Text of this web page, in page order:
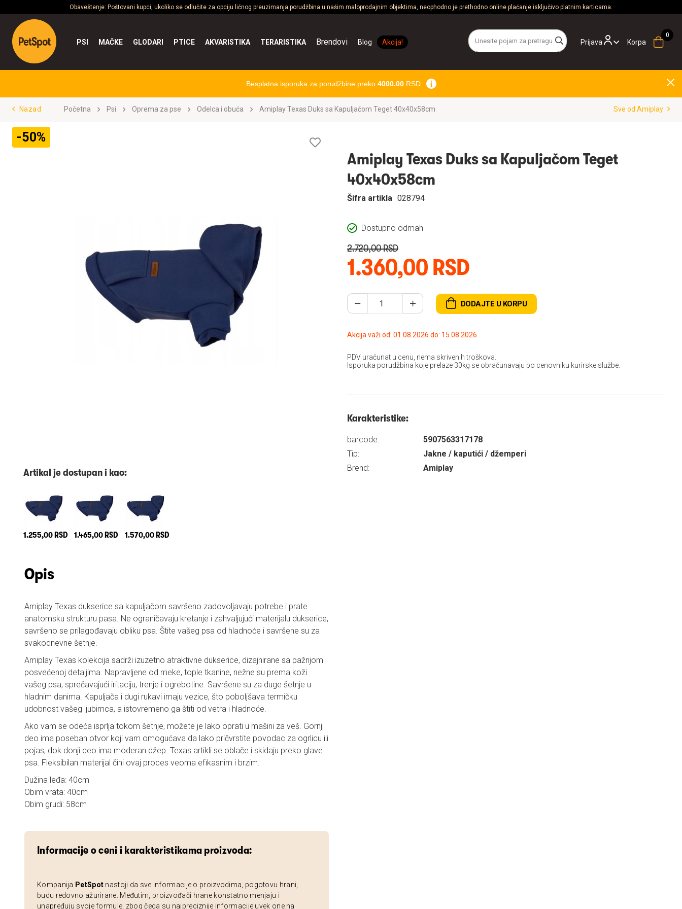
Obaveštenje: Poštovani kupci, ukoliko se odlučite za opciju ličnog preuzimanja porudžbina u našim maloprodajnim objektima, neophodno je prethodno online plaćanje isključivo platnim karticama.
Prijava
PSI MAČKE GLODARI PTICE AKVARISTIKA TERARISTIKA Brendovi Blog Akcija! Korpa
Besplatna isporuka za porudžbine preko 4000.00RSD.
Nazad Početna Psi Oprema za pse Odelca i obuća Amiplay Texas Duks sa Kapuljačom Teget 40x40x58cm Sve od Amiplay
-50%
Artikal je dostupan i kao:
1.255,00 RSD 1.465,00 RSD 1.570,00 RSD
Opis
Amiplay Texas dukserice sa kapuljačom savršeno zadovoljavaju potrebe i prate
anatomsku strukturu pasa. Ne ograničavaju kretanje i zahvaljujući materijalu dukserice,
savršeno se prilagođavaju obliku psa. Štite vašeg psa od hladnoće i savršene su za
svakodnevne šetnje.
Amiplay Texas kolekcija sadrži izuzetno atraktivne dukserice, dizajnirane sa pažnjom
posvećenoj detaljima. Napravljene od meke, tople tkanine, nežne su prema koži
vašeg psa, sprečavajući iritaciju, trenje i ogrebotine. Savršene su za duge šetnje u
hladnim danima. Kapuljača i dugi rukavi imaju vezice, što poboljšava termičku
udobnost vašeg ljubimca, a istovremeno ga štiti od vetra i hladnoće.
Ako vam se odeća isprlja tokom šetnje, možete je lako oprati u mašini za veš. Gornji
deo ima poseban otvor koji vam omogućava da lako pričvrstite povodac za ogrlicu ili
pojas, dok donji deo ima moderan džep. Texas artikli se oblače i skidaju preko glave
psa. Fleksibilan materijal čini ovaj proces veoma efikasnim i brzim.
Dužina leđa: 40cm
Obim vrata: 40cm
Obim grudi: 58cm
Informacije o ceni i karakteristikama proizvoda:
Kompanija PetSpot nastoji da sve informacije o proizvodima, pogotovu hrani,
budu redovno ažurirane. Međutim, proizvođači hrane konstatno menjaju i
unapređuju svoje formule, zbog čega su najpreciznije informacije uvek one na
želja
Amiplay Texas Duks sa Kapuljačom Teget
40x40x58cm
Dostupno odmah
Šifra artikla 028794
1.360,00 RSD
2.720,00 RSD
DODAJTE U KORPU
Akcija važi od: 01.08.2026 do: 15.08.2026
PDV uračunat u cenu, nema skrivenih troškova.
Isporuka porudžbina koje prelaze 30kg se obračunavaju po cenovniku kurirske službe.
Karakteristike:
barcode:
5907563317178
Tip:
Jakne / kaputići / džemperi
Brend:
Amiplay